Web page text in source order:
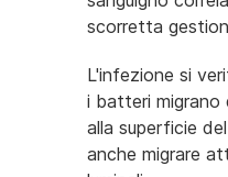
scorretta
L'infezione si
i batteri migrano
alla superficie
anche migrare